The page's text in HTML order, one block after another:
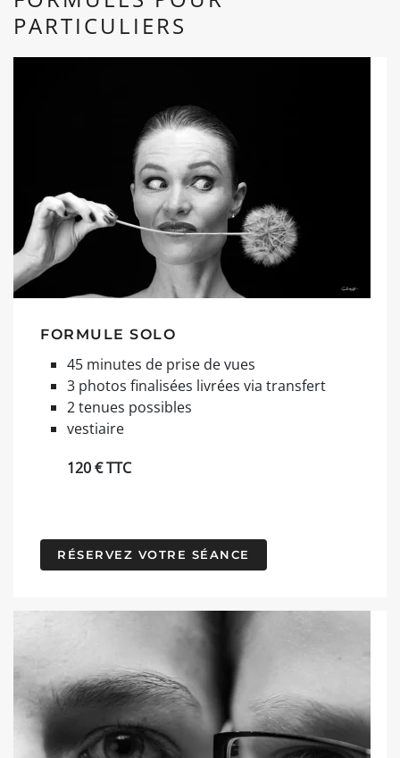
PARTICULIERS
FORMULE SOLO
45 minutes de prise de vues
3 photos finalisées livrées via transfert
2 tenues possibles
vestiaire
120 € TTC
RÉSERVEZ VOTRE SÉANCE